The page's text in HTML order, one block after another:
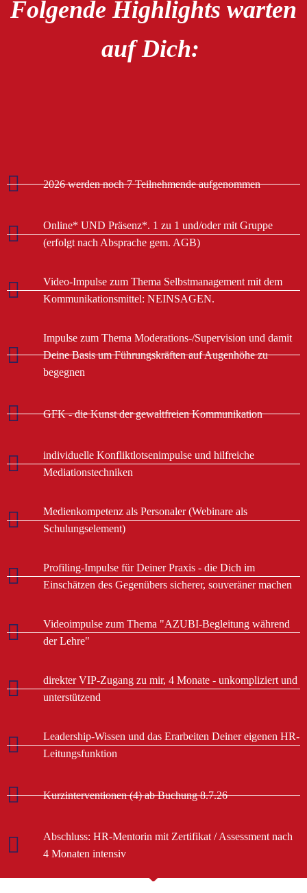
Folgende Highlights warten
auf Dich:
2026 werden noch 7 Teilnehmende aufgenommen
Online* UND Präsenz*. 1 zu 1 und/oder mit Gruppe
(erfolgt nach Absprache gem. AGB)
Video-Impulse zum Thema Selbstmanagement mit dem
Kommunikationsmittel: NEINSAGEN.
Impulse zum Thema Moderations-/Supervision und damit
Deine Basis um Führungskräften auf Augenhöhe zu
begegnen
GFK - die Kunst der gewaltfreien Kommunikation
individuelle Konfliktlotsenimpulse und hilfreiche
Mediationstechniken
Medienkompetenz als Personaler (Webinare als
Schulungselement)
Profiling-Impulse für Deiner Praxis - die Dich im
Einschätzen des Gegenübers sicherer, souveräner machen
Videoimpulse zum Thema "AZUBI-Begleitung während
der Lehre"
direkter VIP-Zugang zu mir, 4 Monate - unkompliziert und
unterstützend
Leadership-Wissen und das Erarbeiten Deiner eigenen HR-
Leitungsfunktion
Kurzinterventionen (4) ab Buchung 8.7.26
Abschluss: HR-Mentorin mit Zertifikat / Assessment nach
4 Monaten intensiv